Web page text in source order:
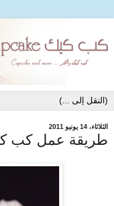
الثلاثاء، 14 يونيو 2011
طريقة عمل كب